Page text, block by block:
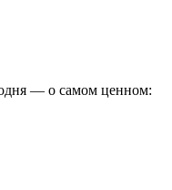
— о самом ценном: